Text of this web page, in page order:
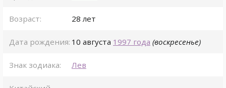
Возраст: 28 лет
Дата рождения: 10 августа 1997 года (воскресенье)
Знак зодиака: Лев